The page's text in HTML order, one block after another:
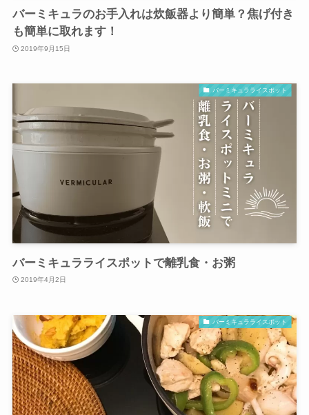
バーミキュラのお手入れは炊飯器より簡単？焦げ付き
も簡単に取れます！
2019年9月15日
バーミキュラライスポット
バーミキュラライスポットで離乳食・お粥
2019年4月2日
バーミキュラライスポット